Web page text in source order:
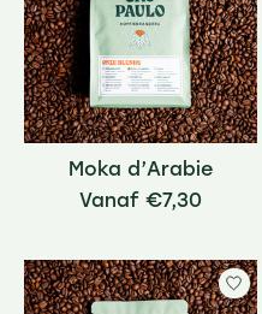
Moka d’Arabie
€7,30